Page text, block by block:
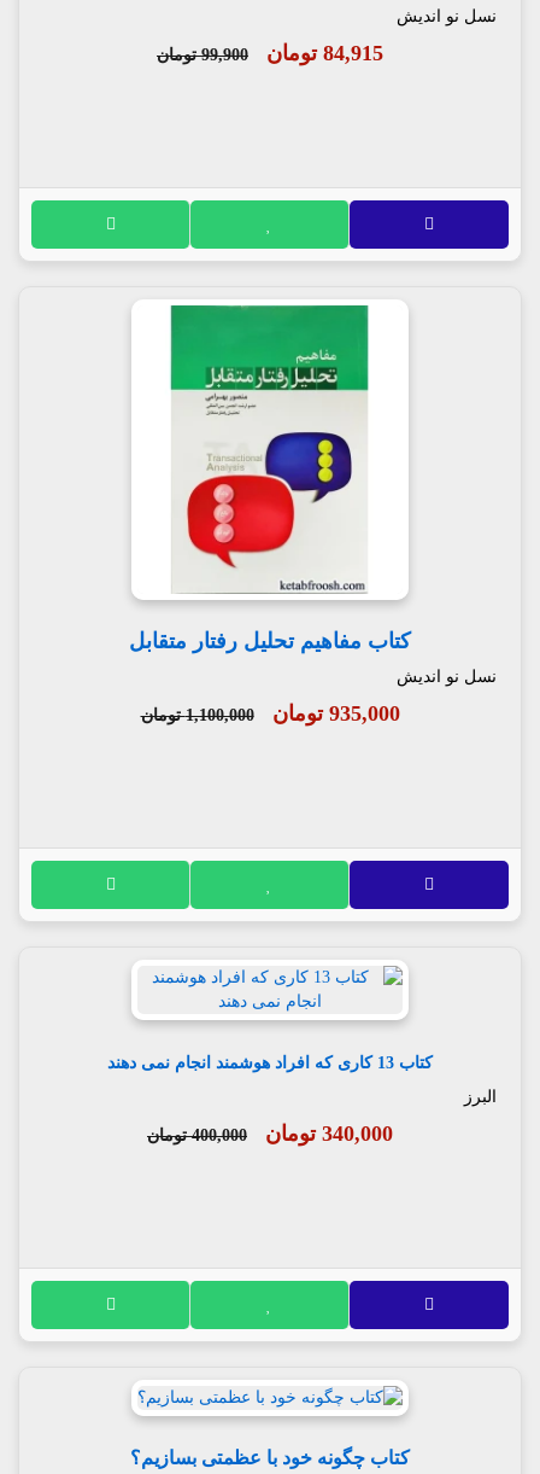
نسل نو اندیش
84,915 تومان 99,900 تومان
کتاب مفاهیم تحلیل رفتار متقابل
نسل نو اندیش
935,000 تومان 1,100,000 تومان
کتاب 13 کاری که افراد هوشمند انجام نمی دهند
البرز
340,000 تومان 400,000 تومان
کتاب چگونه خود با عظمتی بسازیم؟